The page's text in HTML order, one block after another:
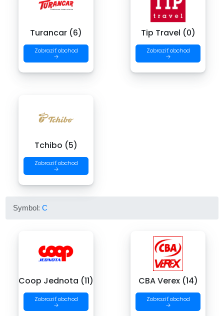
Turancar (6)
Zobraziť obchod
→
Tip Travel (0)
Zobraziť obchod
→
Tchibo (5)
Zobraziť obchod
→
Symbol:C
Coop Jednota (11)
Zobraziť obchod
→
CBA Verex (14)
Zobraziť obchod
→